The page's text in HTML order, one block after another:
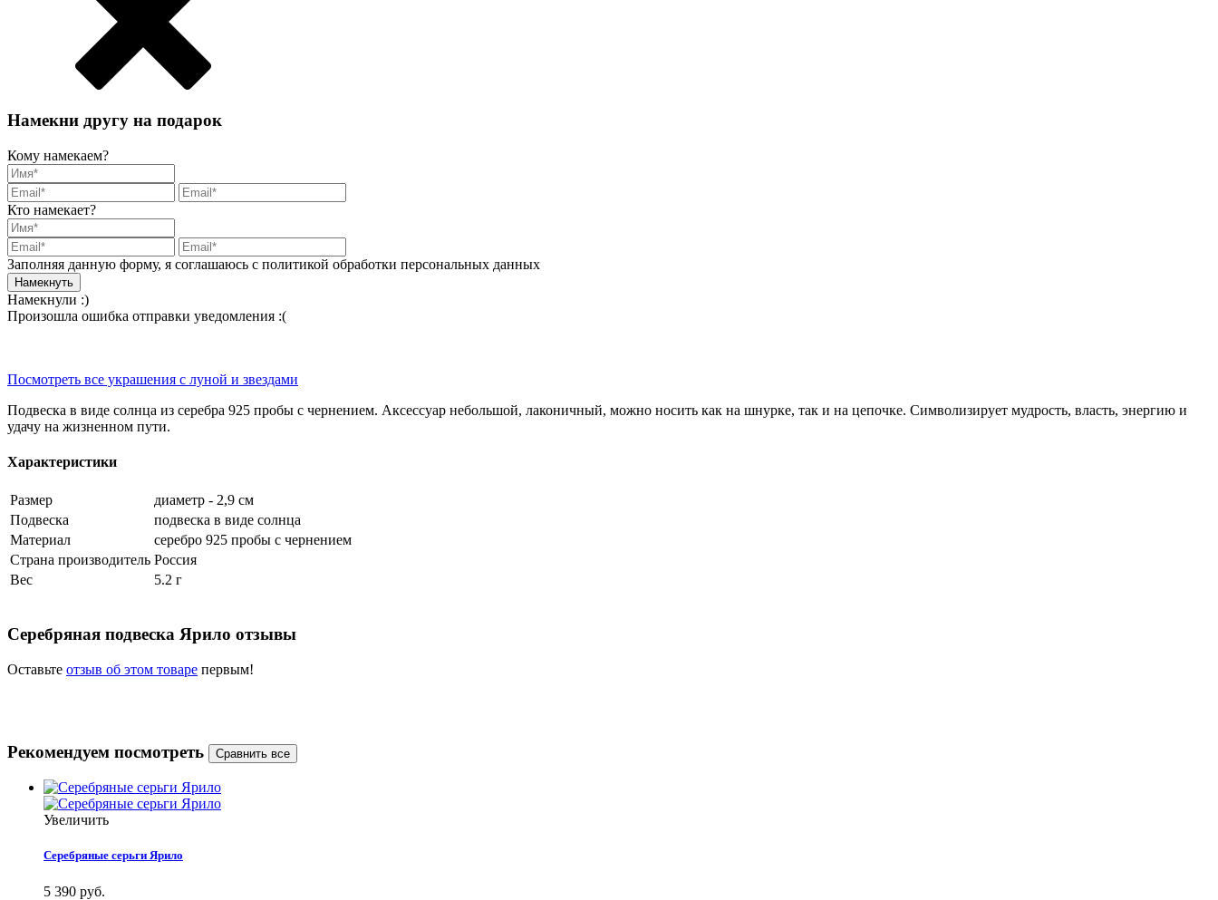
Намекни другу на подарок
Кому намекаем?
Кто намекает?
Заполняя данную форму, я соглашаюсь с политикой обработки персональных данных
Намекнули :)
Произошла ошибка отправки уведомления :(
Посмотреть все украшения с луной и звездами
Подвеска в виде солнца из серебра 925 пробы с чернением. Аксессуар небольшой, лаконичный, можно носить как на шнурке, так и на цепочке. Символизирует мудрость, власть, энергию и
удачу на жизненном пути.
Характеристики
Размер
диаметр - 2,9 см
Подвеска
подвеска в виде солнца
Материал
серебро 925 пробы с чернением
Страна производитель Россия
Вес
5.2 г
Серебряная подвеска Ярило отзывы
Оставьте отзыв об этом товаре первым!
Рекомендуем посмотреть
Увеличить
Серебряные серьги Ярило
5 390 руб.